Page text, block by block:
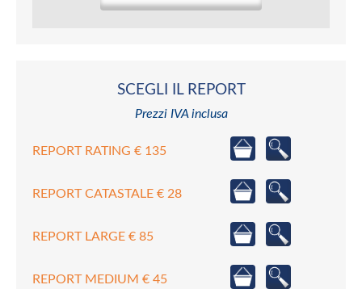
SCEGLI IL REPORT
Prezzi IVA inclusa
REPORT RATING € 135
REPORT CATASTALE € 28
REPORT LARGE € 85
REPORT MEDIUM € 45